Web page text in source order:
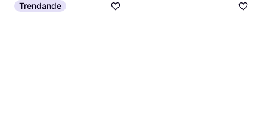
Trendande